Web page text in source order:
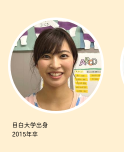
目白大学出身
2015年卒